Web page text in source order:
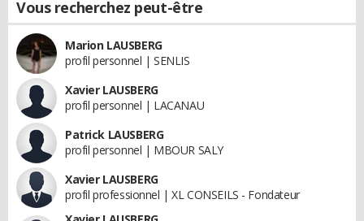
Vous recherchez peut-être
Marion LAUSBERG
profil personnel | SENLIS
Xavier LAUSBERG
profil personnel | LACANAU
Patrick LAUSBERG
profil personnel | MBOUR SALY
Xavier LAUSBERG
profil professionnel | XL CONSEILS - Fondateur